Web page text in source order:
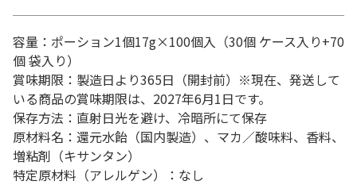
容量：ポーション1個17g×100個入（30個 ケース入り+70
個 袋入り）
賞味期限：製造日より365日（開封前）※現在、発送して
いる商品の賞味期限は、2027年6月1日です。
保存方法：直射日光を避け、冷暗所にて保存
原材料名：還元水飴（国内製造）、マカ／酸味料、香料、
増粘剤（キサンタン）
特定原材料（アレルゲン）：なし